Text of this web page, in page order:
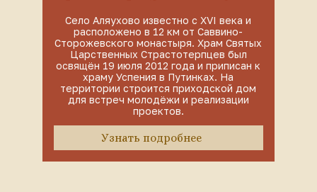
Село Аляухово известно с XVI века и
расположено в 12 км от Саввино-
Сторожевского монастыря. Храм Святых
Царственных Страстотерпцев был
освящён 19 июля 2012 года и приписан к
храму Успения в Путинках. На
территории строится приходской дом
для встреч молодёжи и реализации
проектов.
Узнать подробнее